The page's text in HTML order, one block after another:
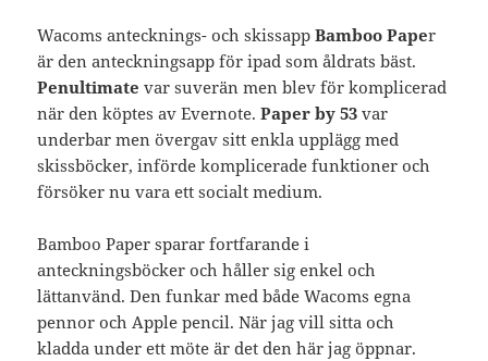
Wacoms antecknings- och skissappBamboo Paper
är den anteckningsapp för ipad som åldrats bäst.
Penultimate var suverän men blev för komplicerad
när den köptes av Evernote.Paper by 53 var
underbar men övergav sitt enkla upplägg med
skissböcker, införde komplicerade funktioner och
försöker nu vara ett socialt medium.
Bamboo Paper sparar fortfarande i
anteckningsböcker och håller sig enkel och
lättanvänd. Den funkar med både Wacoms egna
pennor och Apple pencil. När jag vill sitta och
kladda under ett möte är det den här jag öppnar.